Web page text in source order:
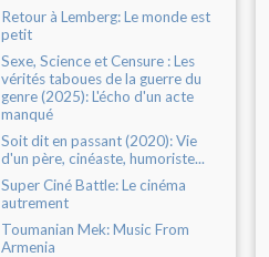
Retour à Lemberg: Le monde est
petit
Sexe, Science et Censure : Les
vérités taboues de la guerre du
genre (2025): L'écho d'un acte
manqué
Soit dit en passant (2020): Vie
d'un père, cinéaste, humoriste...
Super Ciné Battle: Le cinéma
autrement
Toumanian Mek: Music From
Armenia